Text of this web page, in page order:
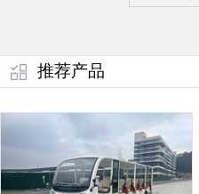
推荐产品